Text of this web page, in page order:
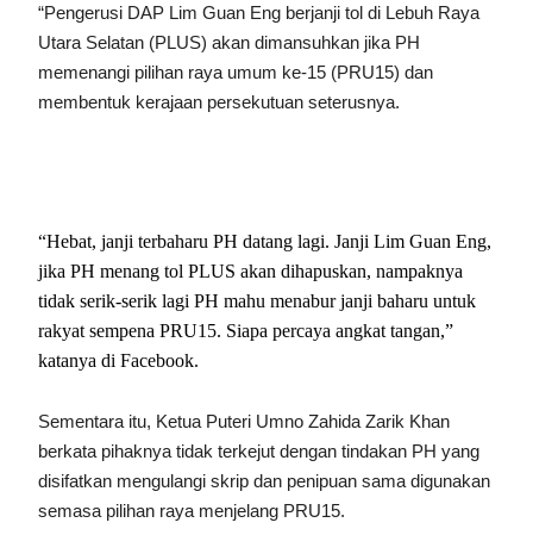
“Pengerusi DAP Lim Guan Eng berjanji tol di Lebuh Raya
Utara Selatan (PLUS) akan dimansuhkan jika PH
memenangi pilihan raya umum ke-15 (PRU15) dan
membentuk kerajaan persekutuan seterusnya.
“Hebat, janji terbaharu PH datang lagi. Janji Lim Guan Eng,
jika PH menang tol PLUS akan dihapuskan, nampaknya
tidak serik-serik lagi PH mahu menabur janji baharu untuk
rakyat sempena PRU15. Siapa percaya angkat tangan,”
katanya di Facebook.
Sementara itu, Ketua Puteri Umno Zahida Zarik Khan
berkata pihaknya tidak terkejut dengan tindakan PH yang
disifatkan mengulangi skrip dan penipuan sama digunakan
semasa pilihan raya menjelang PRU15.